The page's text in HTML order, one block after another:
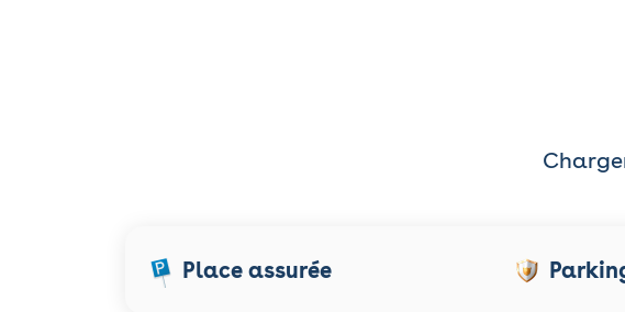
Place assurée